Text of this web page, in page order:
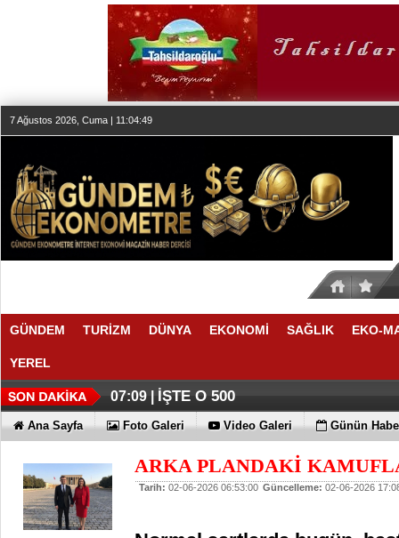
7 Ağustos 2026, Cuma | 11:04:49
GÜNDEM TURİZM DÜNYA EKONOMİ SAĞLIK EKO-
YEREL
07:09 | İŞTE O 500
Ana Sayfa Foto Galeri Video Galeri Günün
ARKA PLANDAKİ
Tarih: 02-06-2026 06:53:00 Güncelleme: 02-06-2026